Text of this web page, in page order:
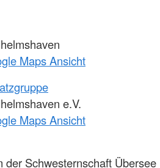
Maps Ansicht
e.V.
Maps Ansicht
der Schwesternschaft Übersee